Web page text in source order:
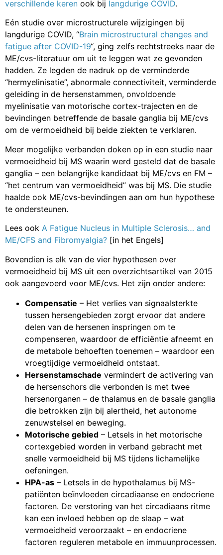
verschillende keren ook bij langdurige COVID.
Eén studie over microstructurele wijzigingen bij
langdurige COVID, “Brain microstructural changes and
fatigue after COVID-19“, ging zelfs rechtstreeks naar de
ME/cvs-literatuur om uit te leggen wat ze gevonden
hadden. Ze legden de nadruk op de verminderde
“hermyelinisatie”, abnormale connectiviteit, verminderde
geleiding in de hersenstammen, onvoldoende
myelinisatie van motorische cortex-trajecten en de
bevindingen betreffende de basale ganglia bij ME/cvs
om de vermoeidheid bij beide ziekten te verklaren.
Meer mogelijke verbanden doken op in een studie naar
vermoeidheid bij MS waarin werd gesteld dat de basale
ganglia – een belangrijke kandidaat bij ME/cvs en FM –
“het centrum van vermoeidheid” was bij MS. Die studie
haalde ook ME/cvs-bevindingen aan om hun hypothese
te ondersteunen.
Lees ook A Fatigue Nucleus in Multiple Sclerosis… and
ME/CFS and Fibromyalgia? [in het Engels]
Bovendien is elk van de vier hypothesen over
vermoeidheid bij MS uit een overzichtsartikel van 2015
ook aangevoerd voor ME/cvs. Het zijn onder andere:
Compensatie – Het verlies van signaalsterkte
tussen hersengebieden zorgt ervoor dat andere
delen van de hersenen inspringen om te
compenseren, waardoor de efficiëntie afneemt en
de metabole behoeften toenemen – waardoor een
vroegtijdige vermoeidheid ontstaat.
Hersenstamschade vermindert de activering van
de hersenschors die verbonden is met twee
hersenorganen – de thalamus en de basale ganglia
die betrokken zijn bij alertheid, het autonome
zenuwstelsel en beweging.
Motorische gebied – Letsels in het motorische
cortexgebied worden in verband gebracht met
snelle vermoeidheid bij MS tijdens lichamelijke
oefeningen.
HPA-as – Letsels in de hypothalamus bij MS-
patiënten beïnvloeden circadiaanse en endocriene
factoren. De verstoring van het circadiaans ritme
kan een invloed hebben op de slaap – wat
vermoeidheid veroorzaakt – en endocriene
factoren reguleren metabole en immuunprocessen.